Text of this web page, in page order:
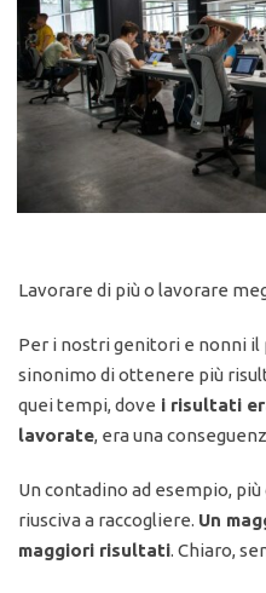
Lavorare di più o lavorare
Per i nostri genitori e nonni il
sinonimo di ottenere più
quei tempi, dove i risultati
lavorate, era una
Un contadino ad esempio,
riusciva a raccogliere. Un
maggiori risultati. Chiaro,